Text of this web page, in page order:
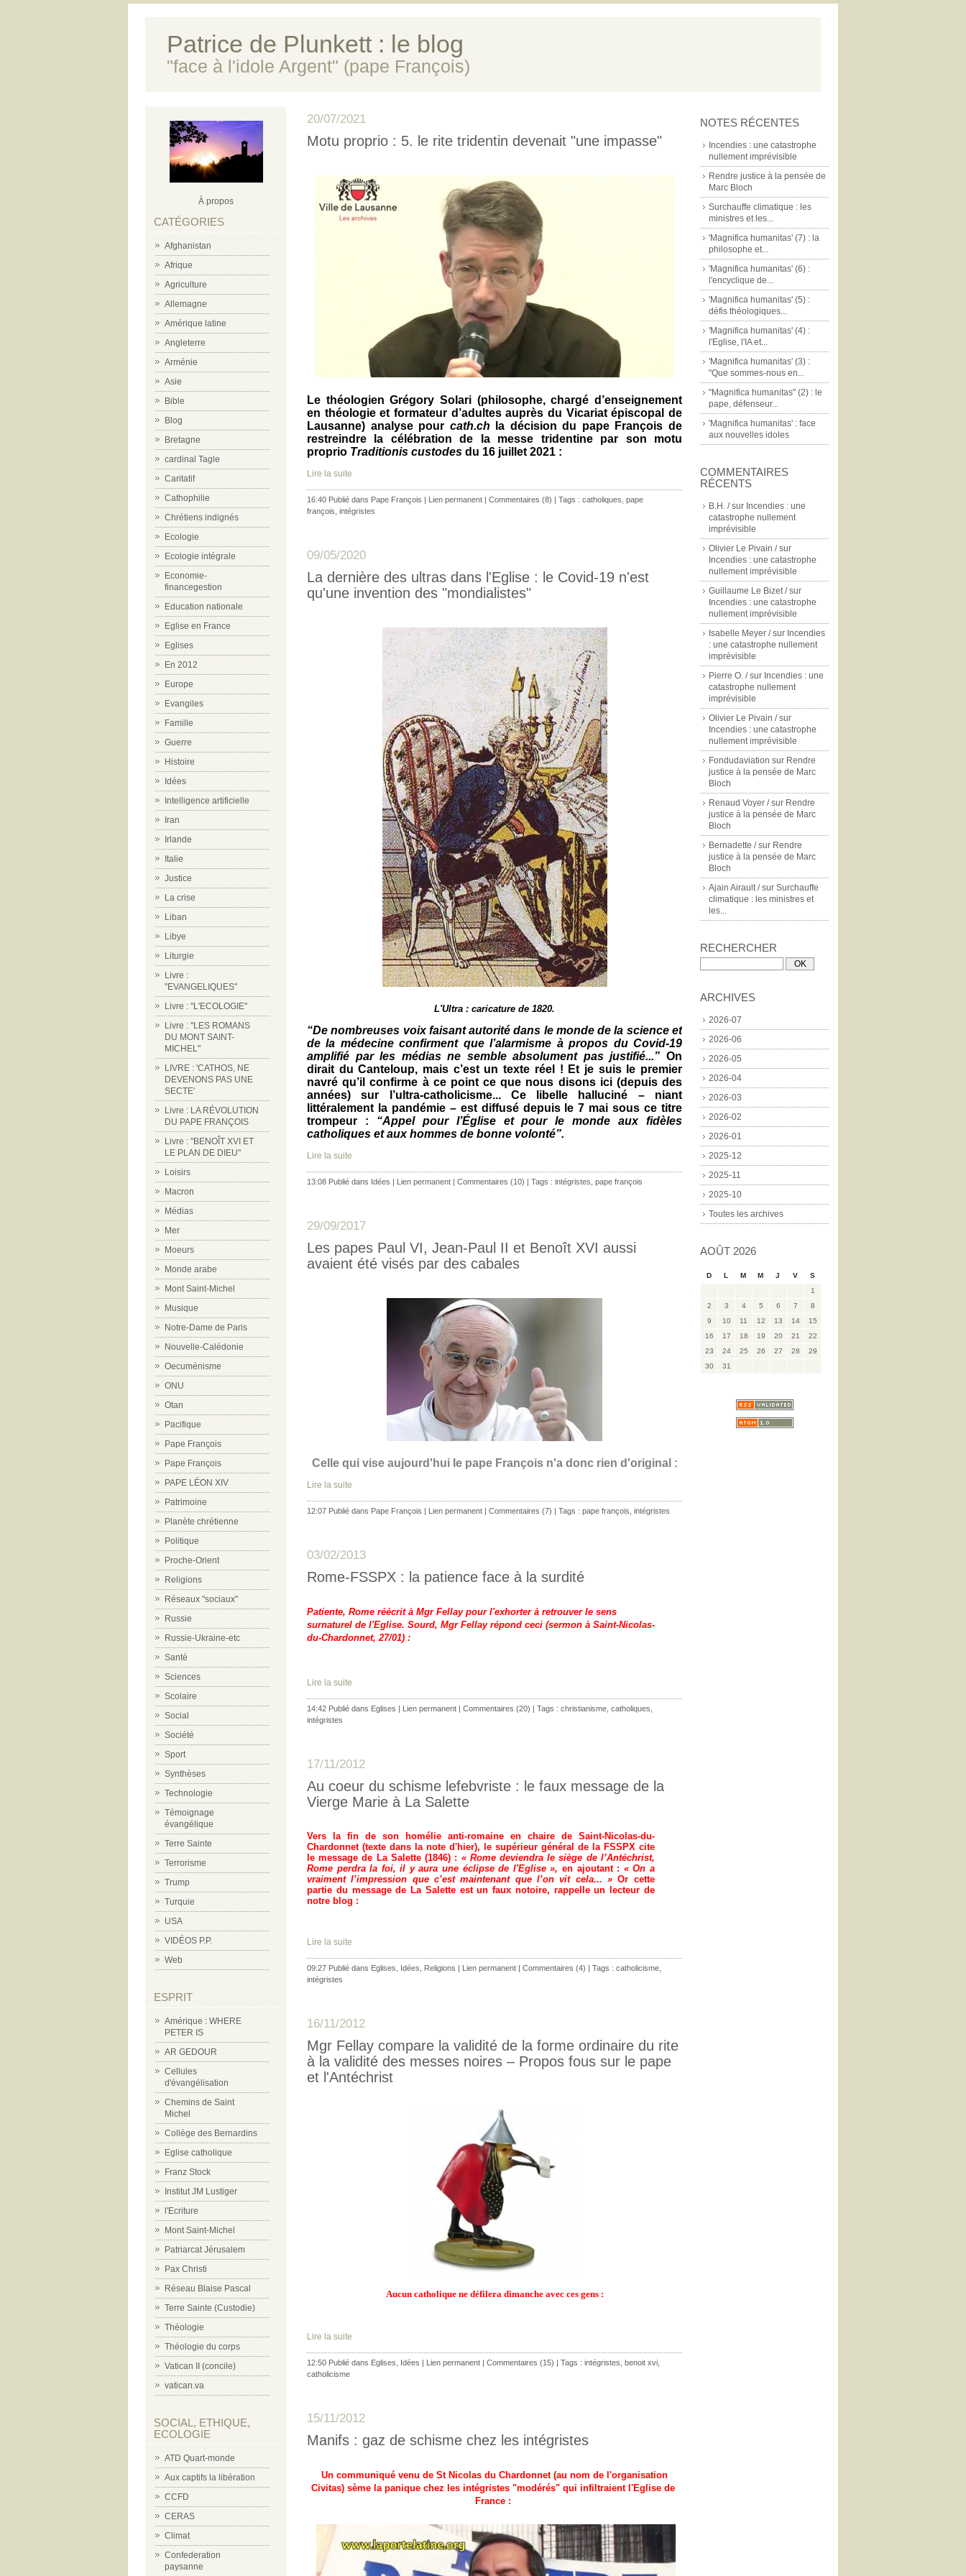
Patrice de Plunkett : le blog
"face à l'idole Argent" (pape François)
À propos
CATÉGORIES
Afghanistan
Afrique
Agriculture
Allemagne
Amérique latine
Angleterre
Arménie
Asie
Bible
Blog
Bretagne
cardinal Tagle
Caritatif
Cathophilie
Chrétiens indignés
Ecologie
Ecologie intégrale
Economie-
financegestion
Education nationale
Eglise en France
Eglises
En 2012
Europe
Evangiles
Famille
Guerre
Histoire
Idées
Intelligence artificielle
Iran
Irlande
Italie
Justice
La crise
Liban
Libye
Liturgie
Livre :
"EVANGELIQUES"
Livre : "L'ECOLOGIE"
Livre : "LES ROMANS
DU MONT SAINT-
MICHEL"
LIVRE : 'CATHOS, NE
DEVENONS PAS UNE
SECTE'
Livre : LA RÉVOLUTION
DU PAPE FRANÇOIS
Livre : "BENOÎT XVI ET
LE PLAN DE DIEU"
Loisirs
Macron
Médias
Mer
Moeurs
Monde arabe
Mont Saint-Michel
Musique
Notre-Dame de Paris
Nouvelle-Calédonie
Oecuménisme
ONU
Otan
Pacifique
Pape François
Pape François
PAPE LÉON XIV
Patrimoine
Planète chrétienne
Politique
Proche-Orient
Religions
Réseaux "sociaux"
Russie
Russie-Ukraine-etc
Santé
Sciences
Scolaire
Social
Société
Sport
Synthèses
Technologie
Témoignage
évangélique
Terre Sainte
Terrorisme
Trump
Turquie
USA
VIDÉOS P.P.
Web
ESPRIT
Amérique : WHERE
PETER IS
AR GEDOUR
Cellules
d'évangélisation
Chemins de Saint
Michel
Collège des Bernardins
Eglise catholique
Franz Stock
Institut JM Lustiger
l'Ecriture
Mont Saint-Michel
Patriarcat Jérusalem
Pax Christi
Réseau Blaise Pascal
Terre Sainte (Custodie)
Théologie
Théologie du corps
Vatican II (concile)
vatican.va
SOCIAL, ETHIQUE,
ECOLOGIE
ATD Quart-monde
Aux captifs la libération
CCFD
CERAS
Climat
Confederation
paysanne
NOTES RÉCENTES
Incendies : une catastrophe
nullement imprévisible
Rendre justice à la pensée de
Marc Bloch
Surchauffe climatique : les
ministres et les...
'Magnifica humanitas' (7) : la
philosophe et...
'Magnifica humanitas' (6) :
l'encyclique de...
'Magnifica humanitas' (5) :
défis théologiques...
'Magnifica humanitas' (4) :
l'Eglise, l'IA et...
'Magnifica humanitas' (3) :
"Que sommes-nous en...
"Magnifica humanitas" (2) : le
pape, défenseur...
'Magnifica humanitas' : face
aux nouvelles idoles
COMMENTAIRES
RÉCENTS
B.H. /sur Incendies : une
catastrophe nullement
imprévisible
Olivier Le Pivain /sur
Incendies : une catastrophe
nullement imprévisible
Guillaume Le Bizet /sur
Incendies : une catastrophe
nullement imprévisible
Isabelle Meyer /sur Incendies
: une catastrophe nullement
imprévisible
Pierre O. /sur Incendies : une
catastrophe nullement
imprévisible
Olivier Le Pivain /sur
Incendies : une catastrophe
nullement imprévisible
Fondudaviation sur Rendre
justice à la pensée de Marc
Bloch
Renaud Voyer /sur Rendre
justice à la pensée de Marc
Bloch
Bernadette /sur Rendre
justice à la pensée de Marc
Bloch
Ajain Airault /sur Surchauffe
climatique : les ministres et
les...
RECHERCHER
ARCHIVES
2026-07
2026-06
2026-05
2026-04
2026-03
2026-02
2026-01
2025-12
2025-11
2025-10
Toutes les archives
AOÛT 2026
D L M M J V
S
1
2
3 4 5 6 7
8
9
10 11 12 13 14
15
16
17 18 19 20 21
22
23
24 25 26 27 28
29
30
31
20/07/2021
Motu proprio : 5. le rite tridentin devenait "une impasse"
Le théologien Grégory Solari (philosophe, chargé d’enseignement
en théologie et formateur d’adultes auprès du Vicariat épiscopal de
Lausanne) analyse pour cath.ch la décision du pape François de
restreindre la célébration de la messe tridentine par son motu
proprio Traditionis custodes du 16 juillet 2021 :
Lire la suite
16:40 Publié dans Pape François | Lien permanent | Commentaires (8) | Tags : catholiques pape
françois intégristes
09/05/2020
La dernière des ultras dans l'Eglise : le Covid-19 n'est
qu'une invention des "mondialistes"
L'Ultra : caricature de 1820.
“De nombreuses voix faisant autorité dans le monde de la science et
de la médecine confirment que l’alarmisme à propos du Covid-19
amplifié par les médias ne semble absolument pas justifié...” On
dirait du Canteloup, mais c’est un texte réel ! Et je suis le premier
navré qu’il confirme à ce point ce que nous disons ici (depuis des
années) sur l’ultra-catholicisme... Ce libelle halluciné – niant
littéralement la pandémie – est diffusé depuis le 7 mai sous ce titre
trompeur : “Appel pour l’Église et pour le monde aux fidèles
catholiques et aux hommes de bonne volonté”.
Lire la suite
13:08 Publié dans Idées | Lien permanent | Commentaires (10) | Tags : intégristes pape françois
29/09/2017
Les papes Paul VI, Jean-Paul II et Benoît XVI aussi
avaient été visés par des cabales
Celle qui vise aujourd'hui le pape François n'a donc rien d'original :
Lire la suite
12:07 Publié dans Pape François Lien permanent Commentaires (7) | Tags : pape françois intégristes
03/02/2013
Rome-FSSPX : la patience face à la surdité
Patiente, Rome réécrit à Mgr Fellay pour l'exhorter à retrouver le sens
surnaturel de l'Eglise. Sourd, Mgr Fellay répond ceci (sermon à Saint-Nicolas-
du-Chardonnet, 27/01) :
Lire la suite
14:42 Publié dans Eglises Lien permanent Commentaires (20) | Tags : christianisme catholiques
intégristes
17/11/2012
Au coeur du schisme lefebvriste : le faux message de la
Vierge Marie à La Salette
Vers la fin de son homélie anti-romaine en chaire de Saint-Nicolas-du-
Chardonnet (texte dans la note d'hier), le supérieur général de la FSSPX cite
le message de La Salette (1846) : « Rome deviendra le siège de l’Antéchrist,
Rome perdra la foi, il y aura une éclipse de l'Eglise », en ajoutant : « On a
vraiment l’impression que c’est maintenant que l’on vit cela... » Or cette
partie du message de La Salette est un faux notoire, rappelle un lecteur de
notre blog :
Lire la suite
09:27 Publié dans Eglises Idées Religions Lien permanent Commentaires (4) | Tags : catholicisme
intégristes
16/11/2012
Mgr Fellay compare la validité de la forme ordinaire du rite
à la validité des messes noires – Propos fous sur le pape
et l'Antéchrist
Aucun catholique ne défilera dimanche avec ces gens :
Lire la suite
12:50 Publié dans Eglises Idées Lien permanent Commentaires (15) | Tags : intégristes benoit xvi
catholicisme
15/11/2012
Manifs : gaz de schisme chez les intégristes
Un communiqué venu de St Nicolas du Chardonnet (au nom de l'organisation
Civitas) sème la panique chez les intégristes "modérés" qui infiltraient l'Eglise de
France :